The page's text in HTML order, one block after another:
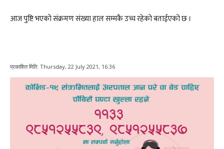
आज पुष्टि भएको संक्रमण संख्या हाल सम्मकै उच्च रहेको बताईएको छ ।
प्रकाशित मिति: Thursday, 22 July 2021, 16:36